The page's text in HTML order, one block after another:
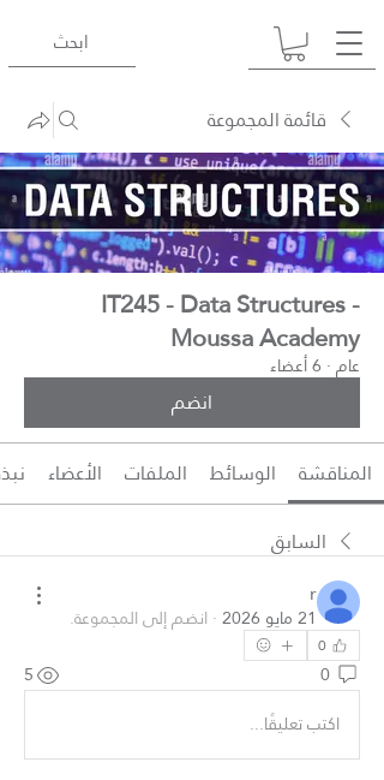
قائمة المجموعة
IT245 - Data Structures -
Moussa Academy
عام· 6 أعضاء
انضم
المناقشة
الوسائط الملفات الأعضاء
السابق
r
21 مايو 2026 · انضم إلى المجموعة.
0
0
5
اكتب تعليقًا...